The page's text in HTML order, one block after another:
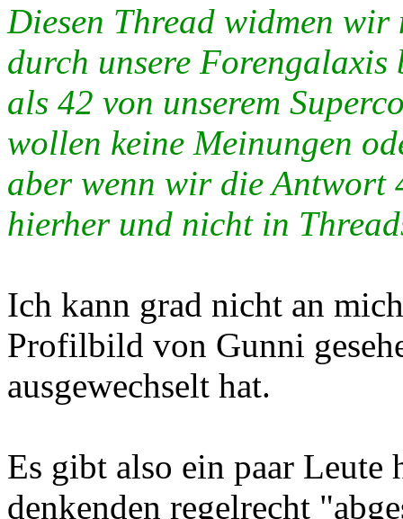
Diesen Thread widmen
durch unsere Forengalaxis
als 42 von unserem
wollen keine Meinungen
aber wenn wir die Antwort
hierher und nicht in
Ich kann grad nicht an
Profilbild von Gunni
ausgewechselt hat.
Es gibt also ein paar Leute
denkenden regelrecht